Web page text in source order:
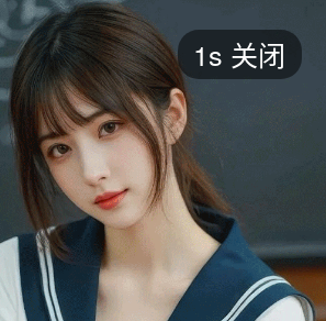
短剧
添加 评分
都市 甜宠 逆袭 玄幻
2025 2024 2023 2022
香港 台湾 美国 韩国 日本
1s 关闭